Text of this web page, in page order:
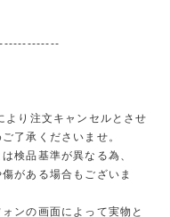
より注文キャンセルとさせ
了承くださいませ。
検品基準が異なる為、
がある場合もございま
ンの画面によって実物と